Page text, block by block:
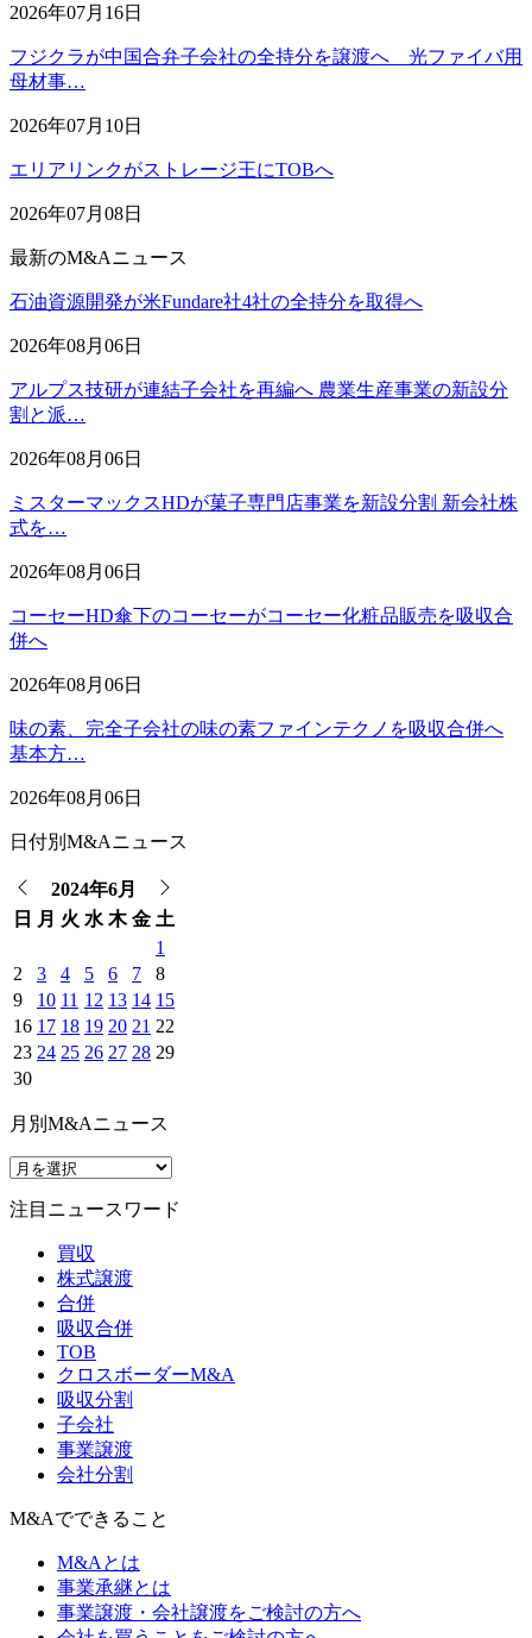
2026年07月16日
フジクラが中国合弁子会社の全持分を譲渡へ 光ファイバ用
母材事…
2026年07月10日
エリアリンクがストレージ王にTOBへ
2026年07月08日
最新のM&Aニュース
石油資源開発が米Fundare社4社の全持分を取得へ
2026年08月06日
アルプス技研が連結子会社を再編へ 農業生産事業の新設分
割と派…
2026年08月06日
ミスターマックスHDが菓子専門店事業を新設分割 新会社株
式を…
2026年08月06日
コーセーHD傘下のコーセーがコーセー化粧品販売を吸収合
併へ
2026年08月06日
味の素、完全子会社の味の素ファインテクノを吸収合併へ
基本方…
2026年08月06日
日付別M&Aニュース
2024年6月
日
月 火 水 木 金 土
1
2
3 4 5 6 7
8
9
10 11 12 13 14 15
16 17 18 19 20 21 22
23 24 25 26 27 28 29
30
月別M&Aニュース
注目ニュースワード
買収
株式譲渡
合併
吸収合併
TOB
クロスボーダーM&A
吸収分割
子会社
事業譲渡
会社分割
M&Aでできること
M&Aとは
事業承継とは
事業譲渡・会社譲渡をご検討の方へ